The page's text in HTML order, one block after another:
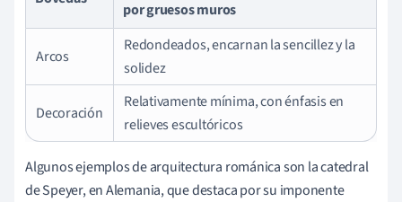
por gruesos muros
Arcos
Redondeados, encarnan la sencillez y la
solidez
Decoración
Relativamente mínima, con énfasis en
relieves escultóricos
Algunos ejemplos de arquitectura románica son la catedral
de Speyer, en Alemania, que destaca por su imponente